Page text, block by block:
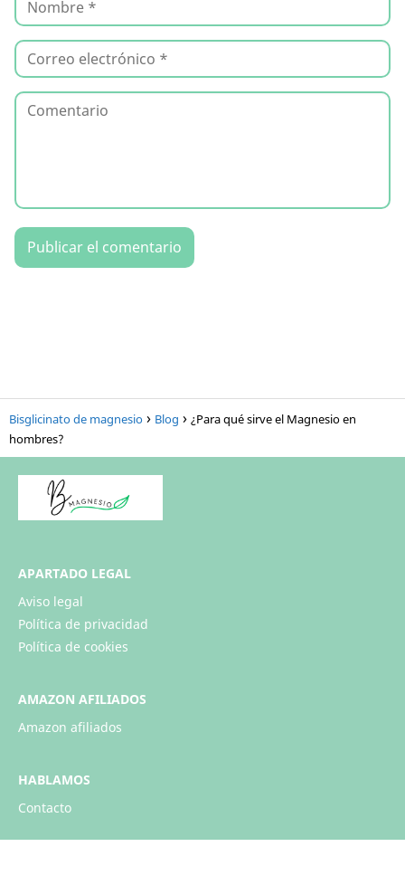
Bisglicinato de magnesio Blog
¿Para qué sirve el Magnesio en
hombres?
APARTADO LEGAL
Aviso legal
Política de privacidad
Política de cookies
AMAZON AFILIADOS
Amazon afiliados
HABLAMOS
Contacto